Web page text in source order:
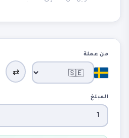
من عملة
⇄
المبلغ